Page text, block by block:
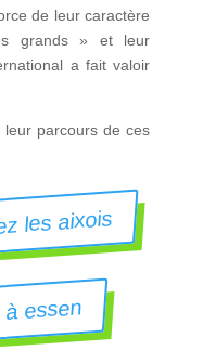
de leur caractère
grands » et leur
a fait valoir
leur parcours de ces
les aixois
essen